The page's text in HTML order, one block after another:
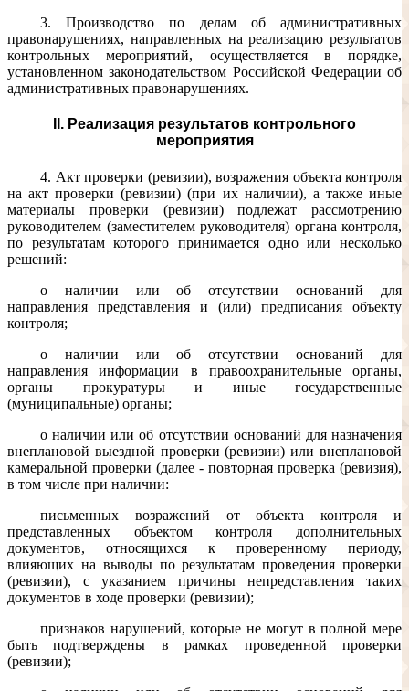
3. Производство по делам об административных
правонарушениях, направленных на реализацию результатов
контрольных мероприятий, осуществляется в порядке,
установленном законодательством Российской Федерации об
административных правонарушениях.
II. Реализация результатов контрольного
мероприятия
4. Акт проверки (ревизии), возражения объекта контроля
на акт проверки (ревизии) (при их наличии), а также иные
материалы проверки (ревизии) подлежат рассмотрению
руководителем (заместителем руководителя) органа контроля,
по результатам которого принимается одно или несколько
решений:
о наличии или об отсутствии оснований для
направления представления и (или) предписания объекту
контроля;
о наличии или об отсутствии оснований для
направления информации в правоохранительные органы,
органы прокуратуры и иные государственные
(муниципальные) органы;
о наличии или об отсутствии оснований для назначения
внеплановой выездной проверки (ревизии) или внеплановой
камеральной проверки (далее - повторная проверка (ревизия),
в том числе при наличии:
письменных возражений от объекта контроля и
представленных объектом контроля дополнительных
документов, относящихся к проверенному периоду,
влияющих на выводы по результатам проведения проверки
(ревизии), с указанием причины непредставления таких
документов в ходе проверки (ревизии);
признаков нарушений, которые не могут в полной мере
быть подтверждены в рамках проведенной проверки
(ревизии);